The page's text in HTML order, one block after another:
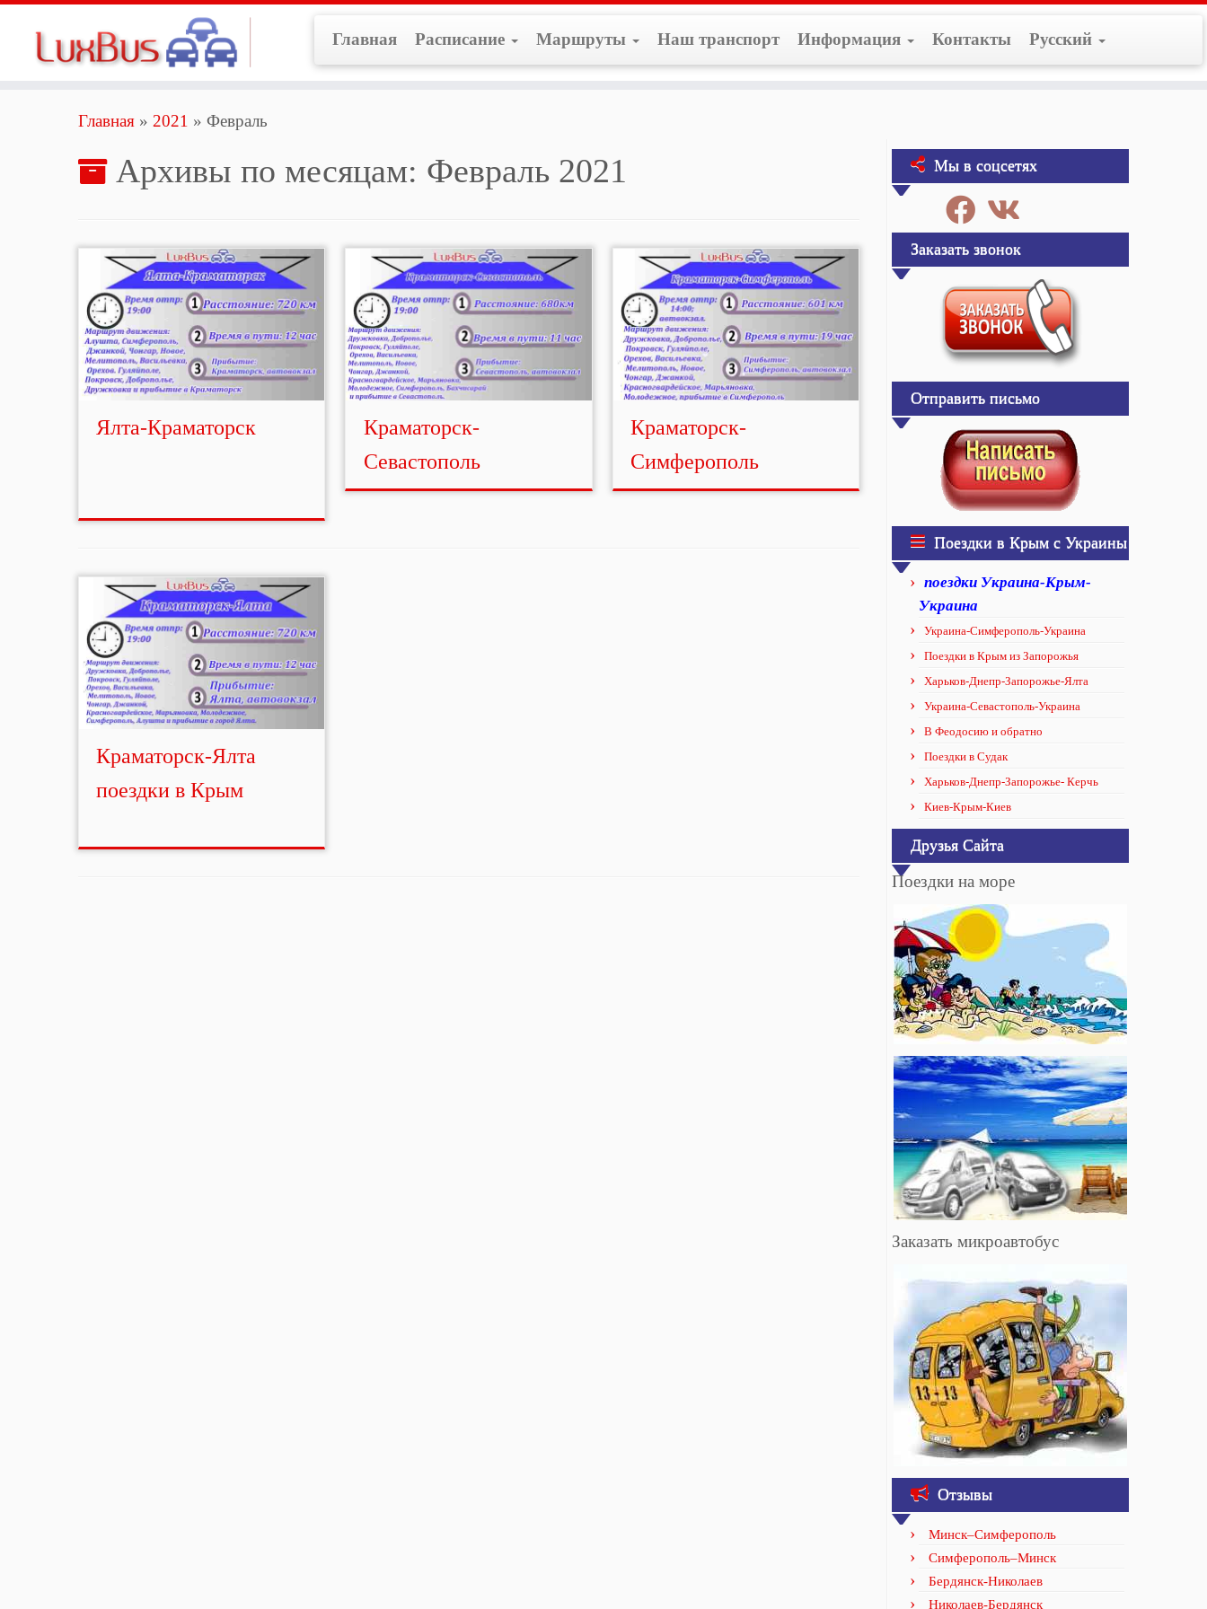
Перейти
содержимому
Главная Расписание Маршруты Наш транспорт Информация Контакты Русский
Главная » 2021 » Февраль
Архивы по месяцам: Февраль 2021
Ялта-Краматорск
Краматорск-
Севастополь
Краматорск-
Симферополь
Краматорск-Ялта
поездки в Крым
Мы в соцсетях
Заказать звонок
Отправить письмо
Поездки в Крым с Украины
поездки Украина-Крым-
Украина
Украина-Симферополь-Украина
Поездки в Крым из Запорожья
Харьков-Днепр-Запорожье-Ялта
Украина-Севастополь-Украина
В Феодосию и обратно
Поездки в Судак
Харьков-Днепр-Запорожье- Керчь
Киев-Крым-Киев
Друзья Сайта
Поездки на море
Заказать микроавтобус
Отзывы
Минск–Симферополь
Симферополь–Минск
Бердянск-Николаев
Николаев-Бердянск